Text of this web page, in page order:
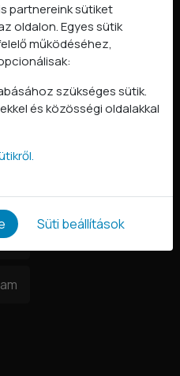
partnereink sütiket
oldalon. Egyes sütik
működéséhez,
szükséges sütik.
és közösségi oldalakkal
Süti beállítások